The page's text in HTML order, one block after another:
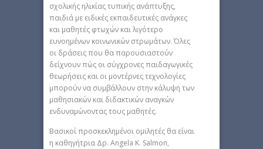
σχολικής ηλικίας τυπικής ανάπτυξης,
παιδιά με ειδικές εκπαιδευτικές ανάγκες
και μαθητές φτωχών και λιγότερο
ευνοημένων κοινωνικών στρωμάτων. Όλες
οι δράσεις που θα παρουσιαστούν
δείχνουν πώς οι σύγχρονες παιδαγωγικές
θεωρήσεις και οι μοντέρνες τεχνολογίες
μπορούν να συμβάλλουν στην κάλυψη των
μαθησιακών και διδακτικών αναγκών
ενδυναμώνοντας τους μαθητές.
Βασικοί προσκεκλημένοι ομιλητές θα είναι
η καθηγήτρια Δρ. Angela K. Salmon,